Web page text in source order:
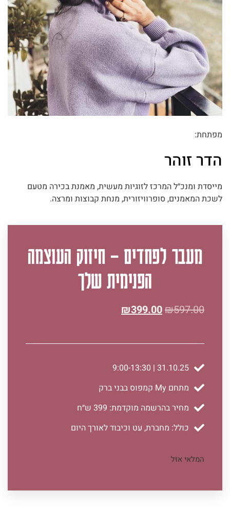
מפתחת:
הדר זוהר
מייסדת ומנכ״ל המרכז לזוגיות מעשית, מאמנת בכירה מטעם
לשכת המאמנים, סופרוויזורית, מנחת קבוצות ומרצה.
מעבר לפחדים – חיזוק העוצמה
הפנימית שלך
₪597.00
₪399.00
31.10.25 | 9:00-13:30
מתחם My קמפוס בבני ברק
מחיר בהרשמה מוקדמת: 399 ש״ח
כולל: מחברת, עט וכיבוד לאורך היום
המלאי אזל